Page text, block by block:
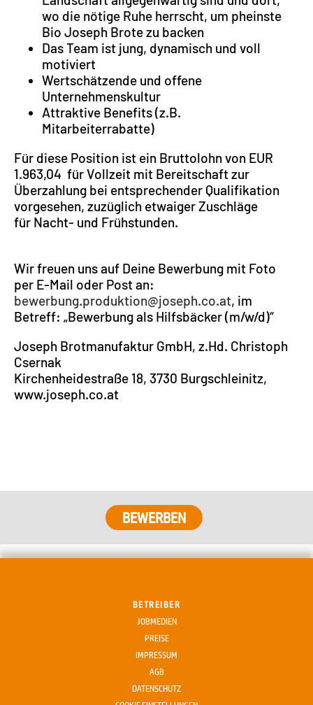
wo die nötige Ruhe herrscht, um pheinste
Bio Joseph Brote zu backen
Das Team ist jung, dynamisch und voll
motiviert
Wertschätzende und offene
Unternehmenskultur
Attraktive Benefits (z.B.
Mitarbeiterrabatte)
Für diese Position ist ein Bruttolohn von EUR
1.963,04 für Vollzeit mit Bereitschaft zur
Überzahlung bei entsprechender Qualifikation
vorgesehen, zuzüglich etwaiger Zuschläge
für Nacht- und Frühstunden.
Wir freuen uns auf Deine Bewerbung mit Foto
per E-Mail oder Post an:
bewerbung.produktion@joseph.co.at, im
Betreff: „Bewerbung als Hilfsbäcker (m/w/d)“
Joseph Brotmanufaktur GmbH, z.Hd. Christoph
Csernak
Kirchenheidestraße 18, 3730 Burgschleinitz,
www.joseph.co.at
BEWERBEN
BETREIBER
JOBMEDIEN
PREISE
IMPRESSUM
AGB
DATENSCHUTZ